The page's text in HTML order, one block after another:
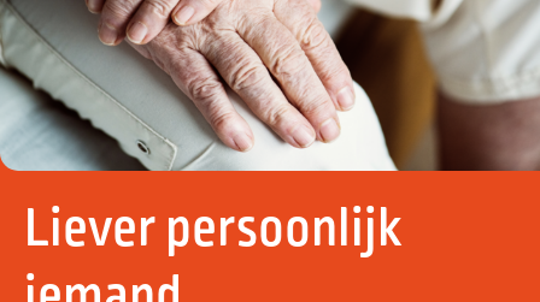
Liever persoonlijk